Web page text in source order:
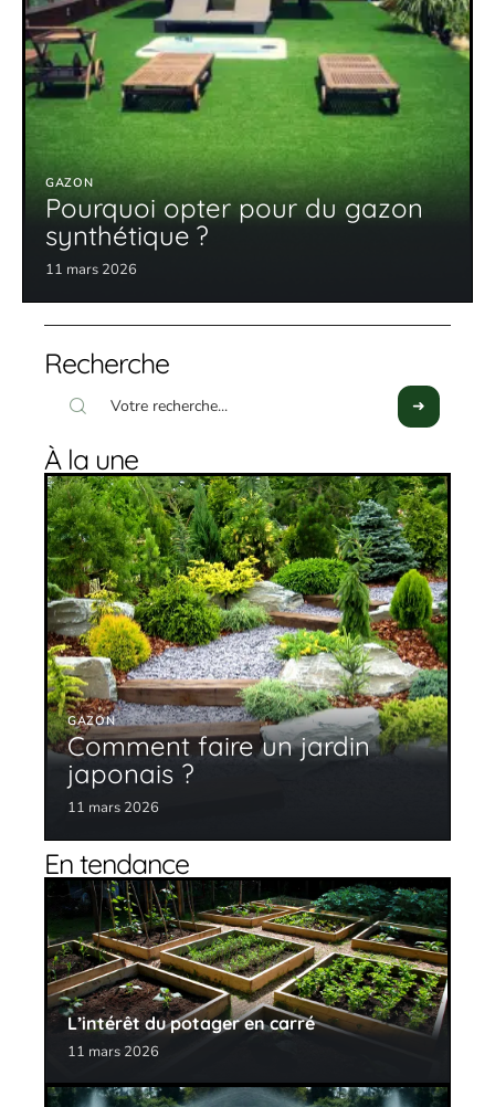
GAZON
Pourquoi opter pour du gazon
synthétique ?
11 mars 2026
Recherche
À la une
GAZON
Comment faire un jardin
japonais ?
11 mars 2026
En tendance
L’intérêt du potager en carré
11 mars 2026